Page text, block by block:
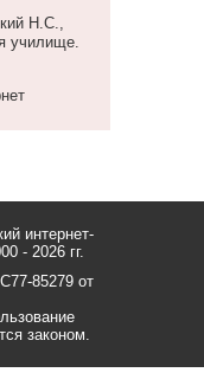
Н.С.,
училище.
интернет-
- 2026 гг.
85279 от
законом.